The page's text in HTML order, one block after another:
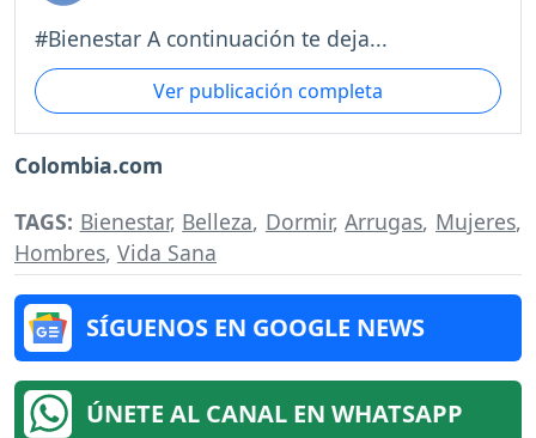
#Bienestar A continuación te deja...
Ver publicación completa
Colombia.com
TAGS: Bienestar, Belleza, Dormir,Arrugas, Mujeres,
Hombres, Vida Sana
SÍGUENOS EN GOOGLE NEWS
ÚNETE AL CANAL EN WHATSAPP